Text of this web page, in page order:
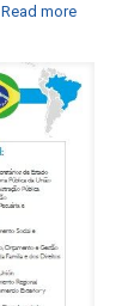
Read more